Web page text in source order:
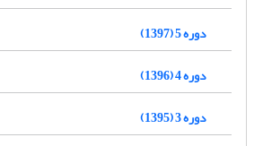
دوره 5 (1397)
دوره 4 (1396)
دوره 3 (1395)